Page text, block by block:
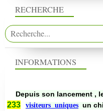
RECHERCHE
INFORMATIONS
Depuis son lancement ,
233
visiteurs uniques un